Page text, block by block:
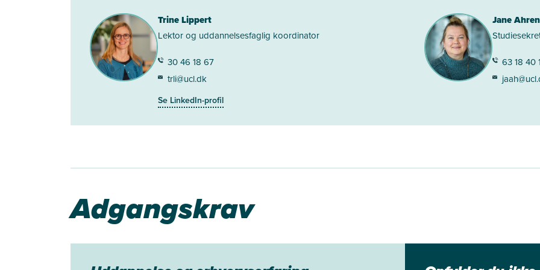
Trine Lippert
Lektor og uddannelsesfaglig koordinator
30 46 18 67
trli@ucl.dk
Se LinkedIn-profil
Jane
63 18 40
Adgangskrav